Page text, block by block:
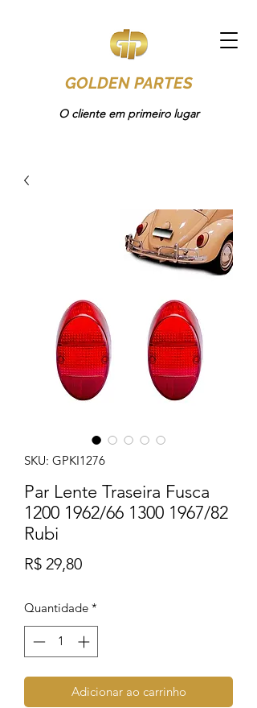
GOLDEN PARTES
O cliente em primeiro lugar
SKU: GPKI1276
Par Lente Traseira Fusca
1200 1962/66 1300 1967/82
Rubi
R$ 29,80Preço
Quantidade *
Adicionar ao carrinho